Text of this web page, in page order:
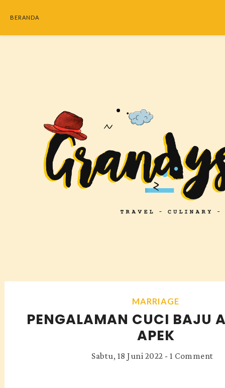
BERANDA
MARRIAGE
PENGALAMAN CUCI BAJU
APEK
Sabtu, 18 Juni 2022 -1 Comment